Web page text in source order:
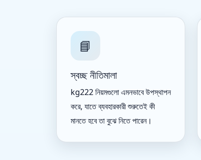
📘
স্বচ্ছ নীতিমালা
kg222 নিয়মগুলো এমনভাবে উপস্থাপন
করে, যাতে ব্যবহারকারী শুরুতেই কী
মানতে হবে তা বুঝে নিতে পারেন।